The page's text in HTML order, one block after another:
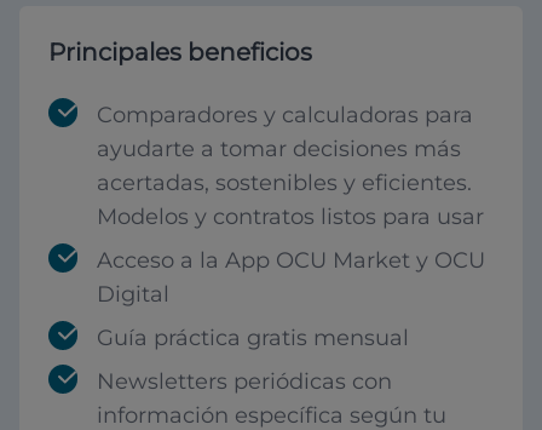
Principales beneficios
Comparadores y calculadoras para
ayudarte a tomar decisiones más
acertadas, sostenibles y eficientes.
Modelos y contratos listos para usar
Acceso a la App OCU Market y OCU
Digital
Guía práctica gratis mensual
Newsletters periódicas con
información específica según tu